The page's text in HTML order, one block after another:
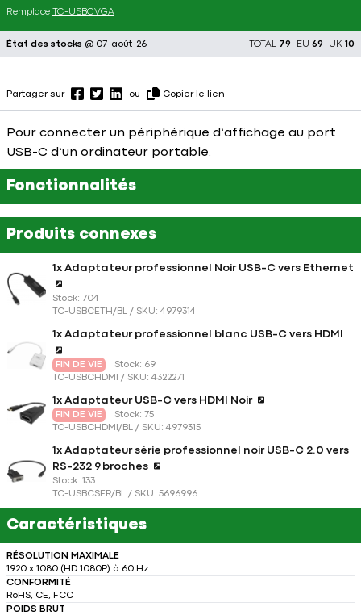
Remplace TC-USBCVGA
État des stocks @ 07-août-26 TOTAL 79 EU 69 UK 10
Partager sur ou Copier le lien
Pour connecter un périphérique d’affichage au port
USB-C d’un ordinateur portable.
Fonctionnalités
Produits connexes
1x Adaptateur professionnel Noir USB-C vers Ethernet
Stock: 704
TC-USBCETH/BL / SKU: 4979314
1x Adaptateur professionnel blanc USB-C vers HDMI
FIN DE VIE
Stock: 69
TC-USBCHDMI / SKU: 4322271
1x Adaptateur USB-C vers HDMI Noir
FIN DE VIE
Stock: 75
TC-USBCHDMI/BL / SKU: 4979315
1x Adaptateur série professionnel noir USB-C 2.0 vers
RS-232 9 broches
Stock: 133
TC-USBCSER/BL / SKU: 5696996
Caractéristiques
RÉSOLUTION MAXIMALE
1920 x 1080 (HD 1080P) à 60 Hz
CONFORMITÉ
RoHS, CE, FCC
POIDS BRUT